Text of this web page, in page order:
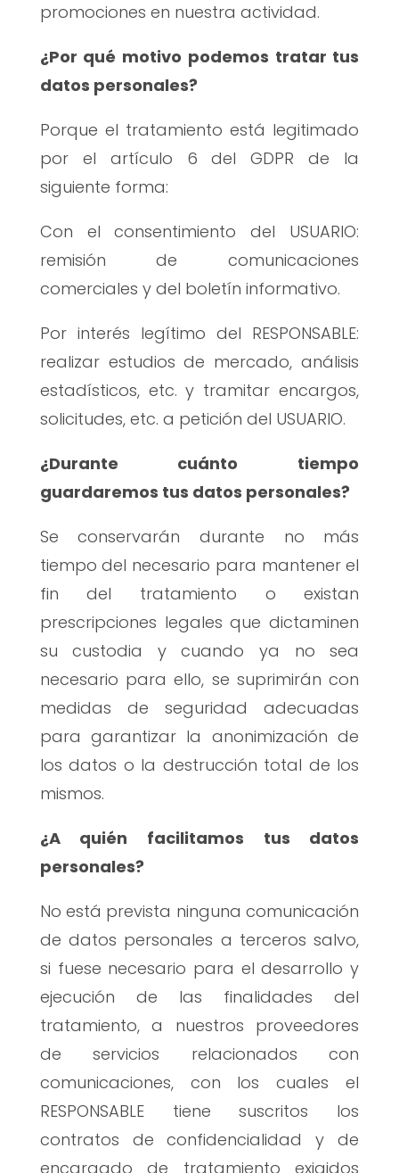
promociones en nuestra actividad.
¿Por qué motivo podemos tratar tus
datos personales?
Porque el tratamiento está legitimado
por el artículo 6 del GDPR de la
siguiente forma:
Con el consentimiento del USUARIO:
remisión de comunicaciones
comerciales y del boletín informativo.
Por interés legítimo del RESPONSABLE:
realizar estudios de mercado, análisis
estadísticos, etc. y tramitar encargos,
solicitudes, etc. a petición del USUARIO.
¿Durante cuánto tiempo
guardaremos tus datos personales?
Se conservarán durante no más
tiempo del necesario para mantener el
fin del tratamiento o existan
prescripciones legales que dictaminen
su custodia y cuando ya no sea
necesario para ello, se suprimirán con
medidas de seguridad adecuadas
para garantizar la anonimización de
los datos o la destrucción total de los
mismos.
¿A quién facilitamos tus datos
personales?
No está prevista ninguna comunicación
de datos personales a terceros salvo,
si fuese necesario para el desarrollo y
ejecución de las finalidades del
tratamiento, a nuestros proveedores
de servicios relacionados con
comunicaciones, con los cuales el
RESPONSABLE tiene suscritos los
contratos de confidencialidad y de
encargado de tratamiento exigidos